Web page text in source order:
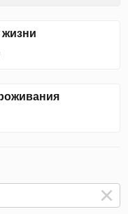
жизни